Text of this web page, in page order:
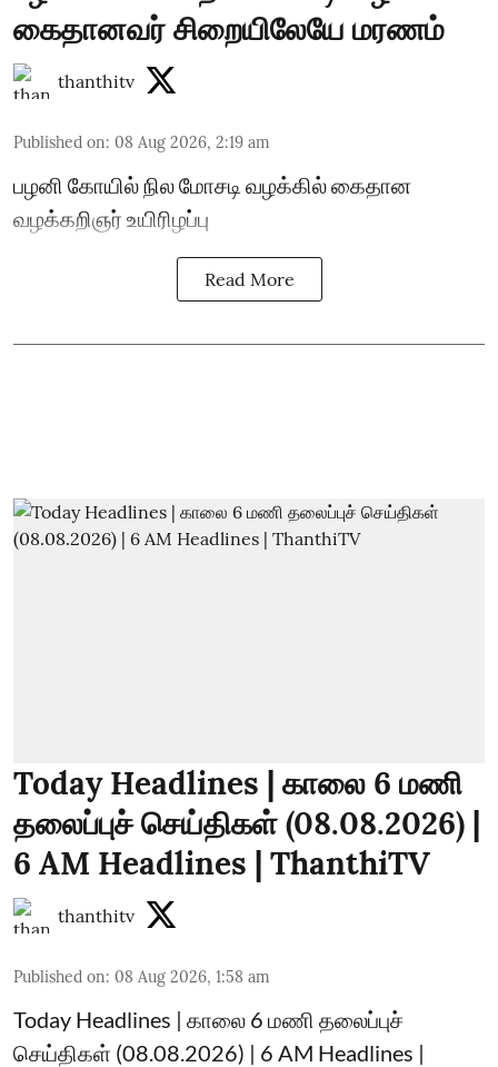
கைதானவர் சிறையிலேயே மரணம்
thanthitv
Published on: 08 Aug 2026, 2:19 am
பழனி கோயில் நில மோசடி வழக்கில் கைதான
வழக்கறிஞர் உயிரிழப்பு
Read More
Today Headlines | காலை 6 மணி
தலைப்புச் செய்திகள் (08.08.2026) |
6 AM Headlines | ThanthiTV
thanthitv
Published on: 08 Aug 2026, 1:58 am
Today Headlines | காலை 6 மணி தலைப்புச்
செய்திகள் (08.08.2026) | 6 AM Headlines |